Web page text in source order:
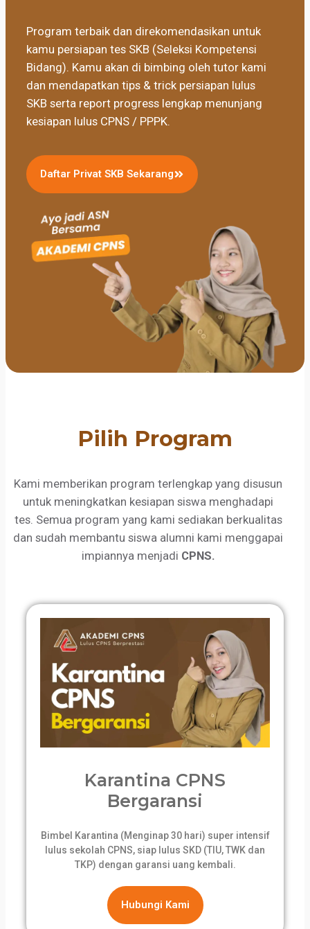
Program terbaik dan direkomendasikan untuk
kamu persiapan tes SKB (Seleksi Kompetensi
Bidang). Kamu akan di bimbing oleh tutor kami
dan mendapatkan tips & trick persiapan lulus
SKB serta report progress lengkap menunjang
kesiapan lulus CPNS / PPPK.
Daftar Privat SKB Sekarang
Pilih Program
Kami memberikan program terlengkap yang disusun
untuk meningkatkan kesiapan siswa menghadapi
tes. Semua program yang kami sediakan berkualitas
dan sudah membantu siswa alumni kami menggapai
impiannya menjadi CPNS.
Karantina CPNS
Bergaransi
Bimbel Karantina (Menginap 30 hari) super intensif
lulus sekolah CPNS, siap lulus SKD (TIU, TWK dan
TKP) dengan garansi uang kembali.
Hubungi Kami